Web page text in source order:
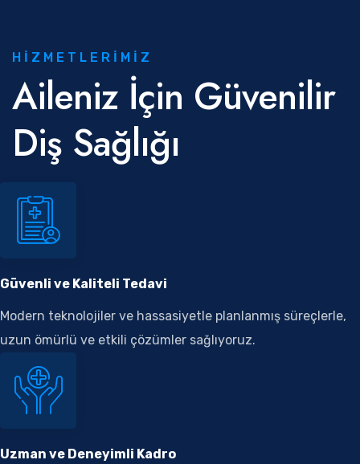
HIZMETLERIMIZ
Aileniz İçin Güvenilir
Diş Sağlığı
Güvenli ve Kaliteli Tedavi
Modern teknolojiler ve hassasiyetle planlanmış süreçlerle,
uzun ömürlü ve etkili çözümler sağlıyoruz.
Uzman ve Deneyimli Kadro